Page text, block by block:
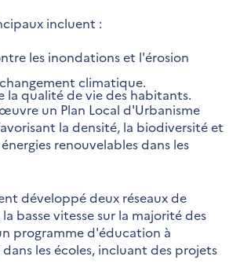
incluent :
les inondations et l'érosion
climatique.
la qualité de vie des habitants.
un Plan Local d'Urbanisme
la densité, la biodiversité et
renouvelables dans les
développé deux réseaux de
basse vitesse sur la majorité des
programme d'éducation à
les écoles, incluant des projets